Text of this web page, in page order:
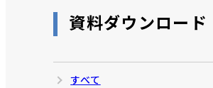
資料ダウンロード
すべて